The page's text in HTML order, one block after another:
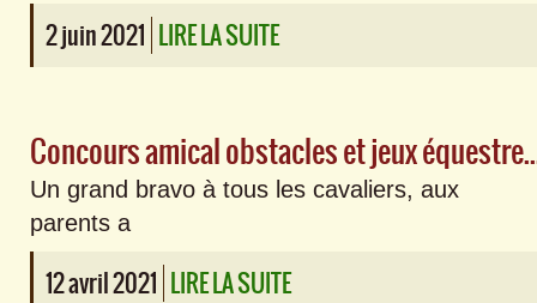
2 juin 2021 LIRE LA SUITE
Concours amical
Un grand bravo à tous les cavaliers, aux
parents a
12 avril 2021 LIRE LA SUITE